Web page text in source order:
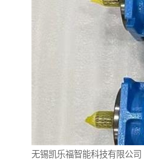
无锡凯乐福智能科技有限公司